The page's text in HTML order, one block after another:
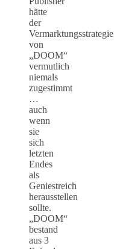
hätte
der
Vermarktungsstrategie
von
„DOOM“
vermutlich
niemals
zugestimmt
…
auch
wenn
sie
sich
letzten
Endes
als
Geniestreich
herausstellen
sollte.
„DOOM“
bestand
aus 3